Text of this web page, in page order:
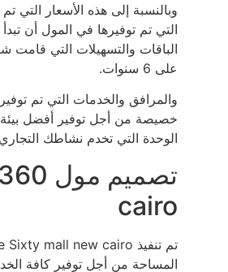
وبالنسبة إلى هذه الأسعار التي
الباقات والتسهيلات التي قامت
على 6 سنوات.
والمرافق والخدمات التي تم
خصيصة من أجل توفير أفضل
الوحدة التي تخدم نشاطك
cairo
المساحة من أجل توفير كافة